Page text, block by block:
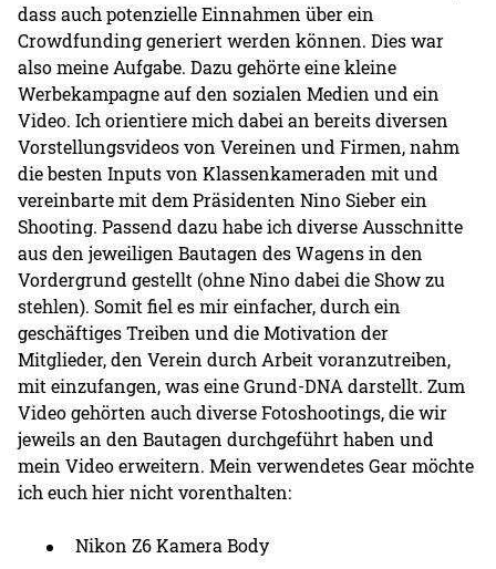
dass auch potenzielle Einnahmen über ein
Crowdfunding generiert werden können. Dies war
also meine Aufgabe. Dazu gehörte eine kleine
Werbekampagne auf den sozialen Medien und ein
Video. Ich orientiere mich dabei an bereits diversen
Vorstellungsvideos von Vereinen und Firmen, nahm
die besten Inputs von Klassenkameraden mit und
vereinbarte mit dem Präsidenten Nino Sieber ein
Shooting. Passend dazu habe ich diverse Ausschnitte
aus den jeweiligen Bautagen des Wagens in den
Vordergrund gestellt (ohne Nino dabei die Show zu
stehlen). Somit fiel es mir einfacher, durch ein
geschäftiges Treiben und die Motivation der
Mitglieder, den Verein durch Arbeit voranzutreiben,
mit einzufangen, was eine Grund-DNA darstellt. Zum
Video gehörten auch diverse Fotoshootings, die wir
jeweils an den Bautagen durchgeführt haben und
mein Video erweitern. Mein verwendetes Gear möchte
ich euch hier nicht vorenthalten:
Nikon Z6 Kamera Body